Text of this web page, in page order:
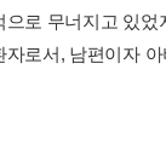
로 무너지고 있
로서, 남편이자